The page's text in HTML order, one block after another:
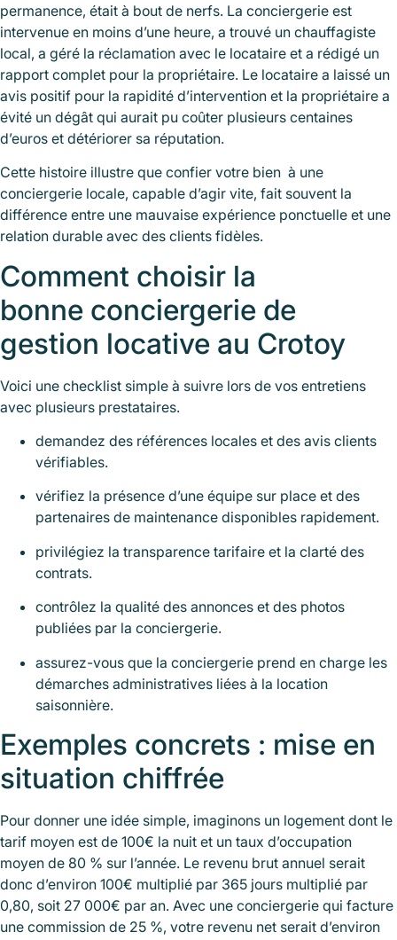
permanence, était à bout de nerfs. La conciergerie est
intervenue en moins d’une heure, a trouvé un chauffagiste
local, a géré la réclamation avec le locataire et a rédigé un
rapport complet pour la propriétaire. Le locataire a laissé un
avis positif pour la rapidité d’intervention et la propriétaire a
évité un dégât qui aurait pu coûter plusieurs centaines
d’euros et détériorer sa réputation.
Cette histoire illustre que confier votre bien à une
conciergerie locale, capable d’agir vite, fait souvent la
différence entre une mauvaise expérience ponctuelle et une
relation durable avec des clients fidèles.
Comment choisir la
bonne conciergerie de
gestion locative au Crotoy
Voici une checklist simple à suivre lors de vos entretiens
avec plusieurs prestataires.
demandez des références locales et des avis clients
vérifiables.
vérifiez la présence d’une équipe sur place et des
partenaires de maintenance disponibles rapidement.
privilégiez la transparence tarifaire et la clarté des
contrats.
contrôlez la qualité des annonces et des photos
publiées par la conciergerie.
assurez-vous que la conciergerie prend en charge les
démarches administratives liées à la location
saisonnière.
Exemples concrets : mise en
situation chiffrée
Pour donner une idée simple, imaginons un logement dont le
tarif moyen est de 100€ la nuit et un taux d’occupation
moyen de 80 % sur l’année. Le revenu brut annuel serait
donc d’environ 100€ multiplié par 365 jours multiplié par
0,80, soit 27 000€ par an. Avec une conciergerie qui facture
une commission de 25 %, votre revenu net serait d’environ